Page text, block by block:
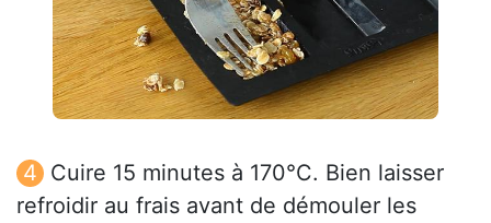
Cuire 15 minutes à 170°C. Bien laisser
refroidir au frais avant de démouler les